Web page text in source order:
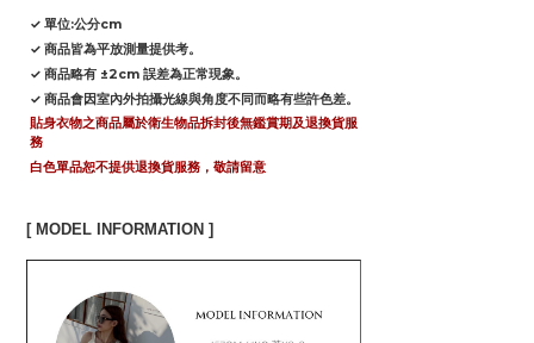
✓ 單位:公分cm
✓ 商品皆為平放測量提供考。
✓ 商品略有 ±2cm 誤差為正常現象。
✓ 商品會因室內外拍攝光線與角度不同而略有些許色差。
貼身衣物之商品屬於衛生物品拆封後無鑑賞期及退換貨服
務
白色單品恕不提供退換貨服務，敬請留意
[ MODEL INFORMATION ]